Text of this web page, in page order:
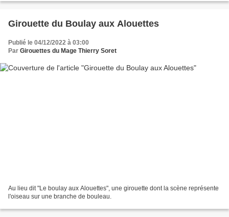
Girouette du Boulay aux Alouettes
Publié le 04/12/2022 à 03:00
Par Girouettes du Mage Thierry Soret
Au lieu dit "Le boulay aux Alouettes", une girouette dont la scène représente
l'oiseau sur une branche de bouleau.